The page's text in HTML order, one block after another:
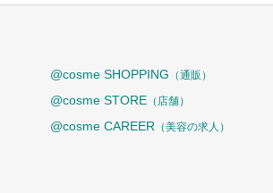
@cosme SHOPPING （通販）
@cosme STORE （店舗）
@cosme CAREER （美容の求人）